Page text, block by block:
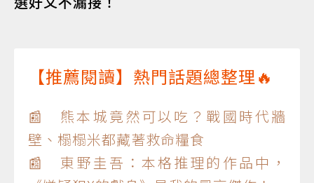
【推薦閱讀】熱門話題總整理🔥
📰 熊本城竟然可以吃？戰國時代牆
壁、榻榻米都藏著救命糧食
📰 東野圭吾：本格推理的作品中，